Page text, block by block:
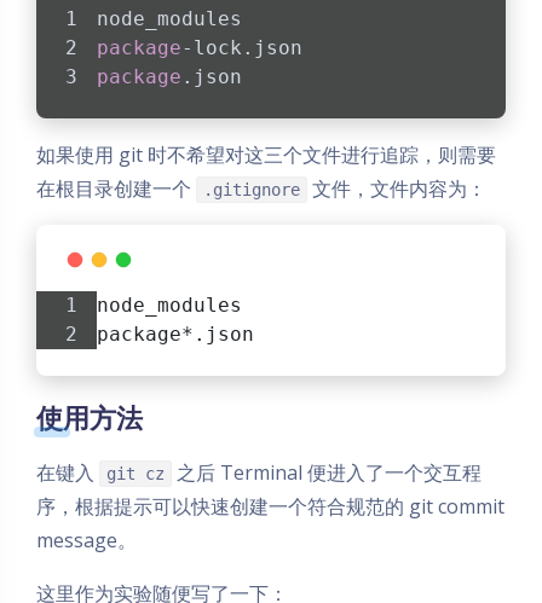
node_modules
package-lock.json
package .json
如果使用 git 时不希望对这三个文件进行追踪，则需要
在根目录创建一个
.gitignore 文件，文件内容为：
node_modules
package*.json
使用方法
在键入 git cz
之后 Terminal 便进入了一个交互程
序，根据提示可以快速创建一个符合规范的 git commit
message。
这里作为实验随便写了一下：